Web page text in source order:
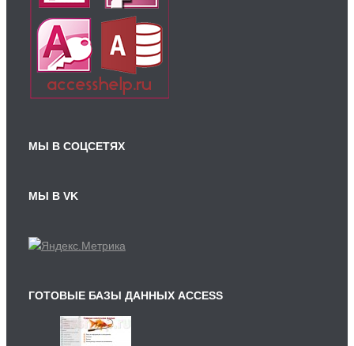
МЫ В СОЦСЕТЯХ
МЫ В VK
ГОТОВЫЕ БАЗЫ ДАННЫХ ACCESS